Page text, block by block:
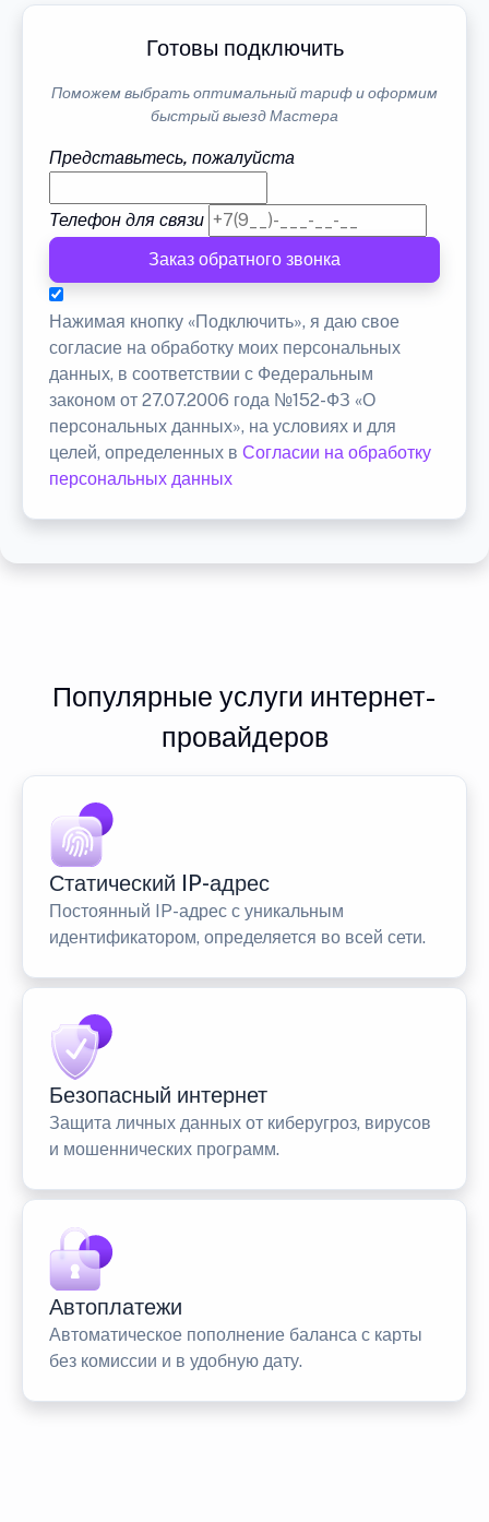
Готовы подключить
Поможем выбрать оптимальный тариф и оформим
быстрый выезд Мастера
Представьтесь, пожалуйста
Телефон для связи
Заказ обратного звонка
Нажимая кнопку «Подключить», я даю свое
согласие на обработку моих персональных
данных, в соответствии с Федеральным
законом от 27.07.2006 года №152-ФЗ «О
персональных данных», на условиях и для
целей, определенных в Согласии на обработку
персональных данных
Популярные услуги интернет-
провайдеров
Статический IP-адрес
Постоянный IP-адрес с уникальным
идентификатором, определяется во всей сети.
Безопасный интернет
Защита личных данных от киберугроз, вирусов
и мошеннических программ.
Автоплатежи
Автоматическое пополнение баланса с карты
без комиссии и в удобную дату.